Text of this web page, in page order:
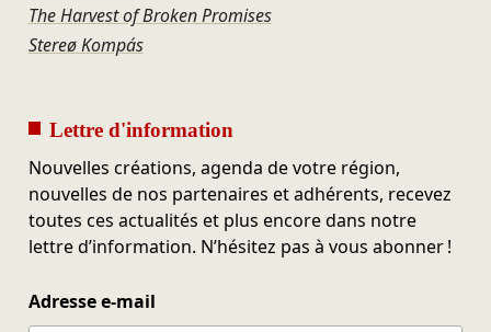
The Harvest of Broken Promises
Stereø Kompás
Lettre d'information
Nouvelles créations, agenda de votre région,
nouvelles de nos partenaires et adhérents, recevez
toutes ces actualités et plus encore dans notre
lettre d’information. N’hésitez pas à vous abonner !
Adresse e-mail